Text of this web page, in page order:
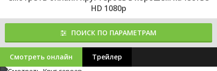
HD 1080p
ПОИСК ПО ПАРАМЕТРАМ
Смотреть онлайн Трейлер